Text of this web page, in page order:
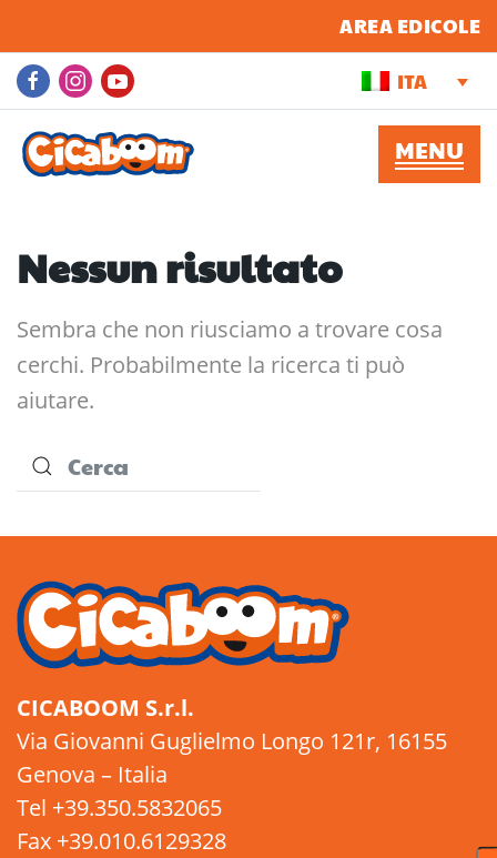
AREA EDICOLE
ITA
Nessun risultato
Sembra che non riusciamo a trovare cosa
cerchi. Probabilmente la ricerca ti può
aiutare.
CICABOOM S.r.l.
Via Giovanni Guglielmo Longo 121r, 16155
Genova – Italia
Tel +39.350.5832065
Fax +39.010.6129328